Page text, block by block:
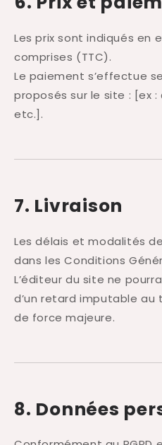
Les prix sont indiqués en
comprises (TTC).
Le paiement s’effectue
proposés sur le site : [ex
etc.].
7. Livraison
Les délais et modalités
dans les Conditions
L’éditeur du site ne
d’un retard imputable au
de force majeure.
8. Données